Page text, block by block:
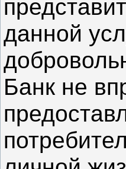
данной
Банк не